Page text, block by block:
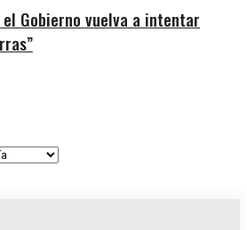
Gobierno vuelva a intentar